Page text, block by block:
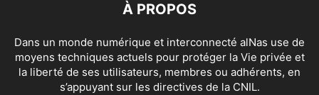
À PROPOS
Dans un monde numérique et interconnecté alNas use de
moyens techniques actuels pour protéger la Vie privée et
la liberté de ses utilisateurs, membres ou adhérents, en
s’appuyant sur les directives de la CNIL.